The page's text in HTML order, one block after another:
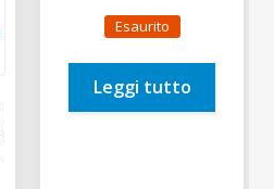
prezzo
originale
era:
3,50€.
è:
Esaurito
Leggi tutto